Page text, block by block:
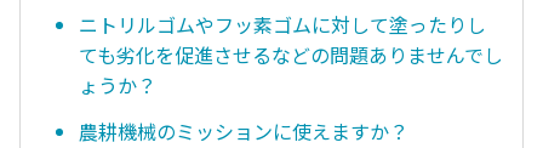
ニトリルゴムやフッ素ゴムに対して塗ったりし
ても劣化を促進させるなどの問題ありませんでし
ょうか？
農耕機械のミッションに使えますか？